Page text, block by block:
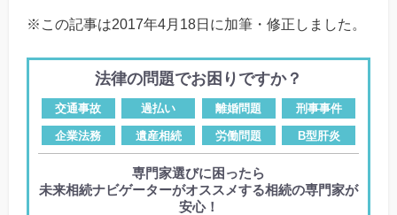
※この記事は2017年4月18日に加筆・修正しました。
法律の問題でお困りですか？
交通事故 過払い 離婚問題 刑事事件
企業法務 遺産相続 労働問題 B型肝炎
専門家選びに困ったら
未来相続ナビゲーターがオススメする相続の専門家が
安心！